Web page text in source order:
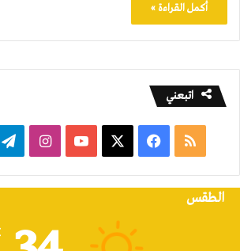
أكمل القراءة »
اتبعني
ملخص
الموقع
فيسبوك ‫YouTubeانستقرام
الطقس